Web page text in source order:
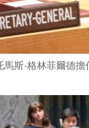
馬斯-格林菲爾德